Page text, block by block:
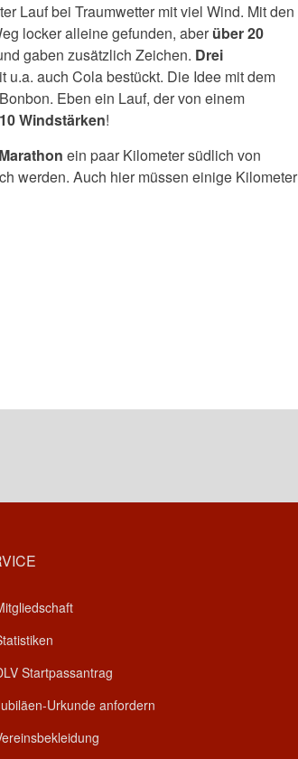
Lauf bei Traumwetter mit viel Wind. Mit den
locker alleine gefunden, aberüber 20
gaben zusätzlich Zeichen. Drei
u.a. auch Cola bestückt. Die Idee mit dem
Eben ein Lauf, der von einem
Windstärken!
ein paar Kilometer südlich von
werden. Auch hier müssen einige Kilometer
Startpassantrag
Urkunde anfordern